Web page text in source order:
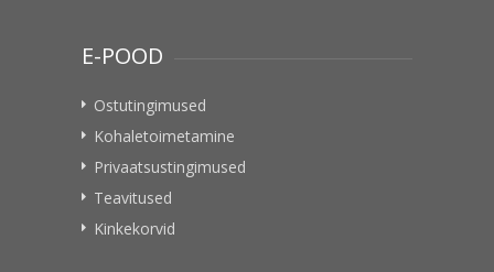
E-POOD
Ostutingimused
Kohaletoimetamine
Privaatsustingimused
Teavitused
Kinkekorvid